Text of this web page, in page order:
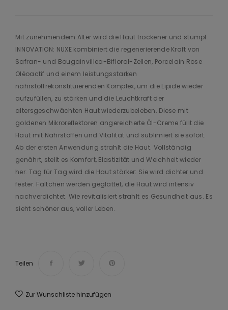
Mit zunehmendem Alter wird die Haut trockener und stumpf.
INNOVATION: NUXE kombiniert die regenerierende Kraft von
Safran- und Bougainvillea-Bifloral-Zellen, Porcelain Rose
Oléoactif und einem leistungsstarken
nährstoffrekonstituierenden Komplex, um die Lipide wieder
aufzufüllen, zu stärken und die Leuchtkraft der
altersgeschwächten Haut wiederzubeleben. Diese mit
goldenen Mikroreflektoren angereicherte Öl-Creme füllt die
Haut mit Nährstoffen und Vitalität und sublimiert sie sofort.
Ab der ersten Anwendung strahlt die Haut. Vollständig
genährt, stellt es Komfort, Elastizität und Weichheit wieder
her. Tag für Tag wird die Haut stärker: Sie wird dichter und
fester. Fältchen werden geglättet, die Haut wird intensiv
nachverdichtet. Wie revitalisiert strahlt es Gesundheit aus. Es
sieht schöner aus, voller Leben.
Teilen
Zur Wunschliste hinzufügen